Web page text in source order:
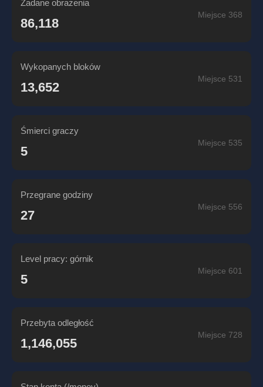
Zadane obrażenia
86,118
Miejsce 368
Wykopanych bloków
13,652
Miejsce 531
Śmierci graczy
5
Miejsce 535
Przegrane godziny
27
Miejsce 556
Level pracy: górnik
5
Miejsce 601
Przebyta odległość
1,146,055
Miejsce 728